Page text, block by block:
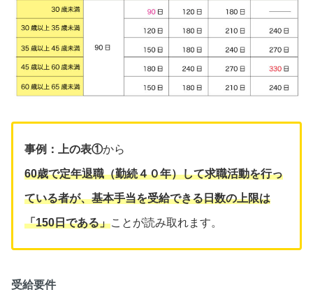
事例： 上の表①から
60歳で定年退職（勤続４０年）して求職活動を行っ
ている者が、基本手当を受給できる日数の上限は
「150日である」ことが読み取れます。
受給要件